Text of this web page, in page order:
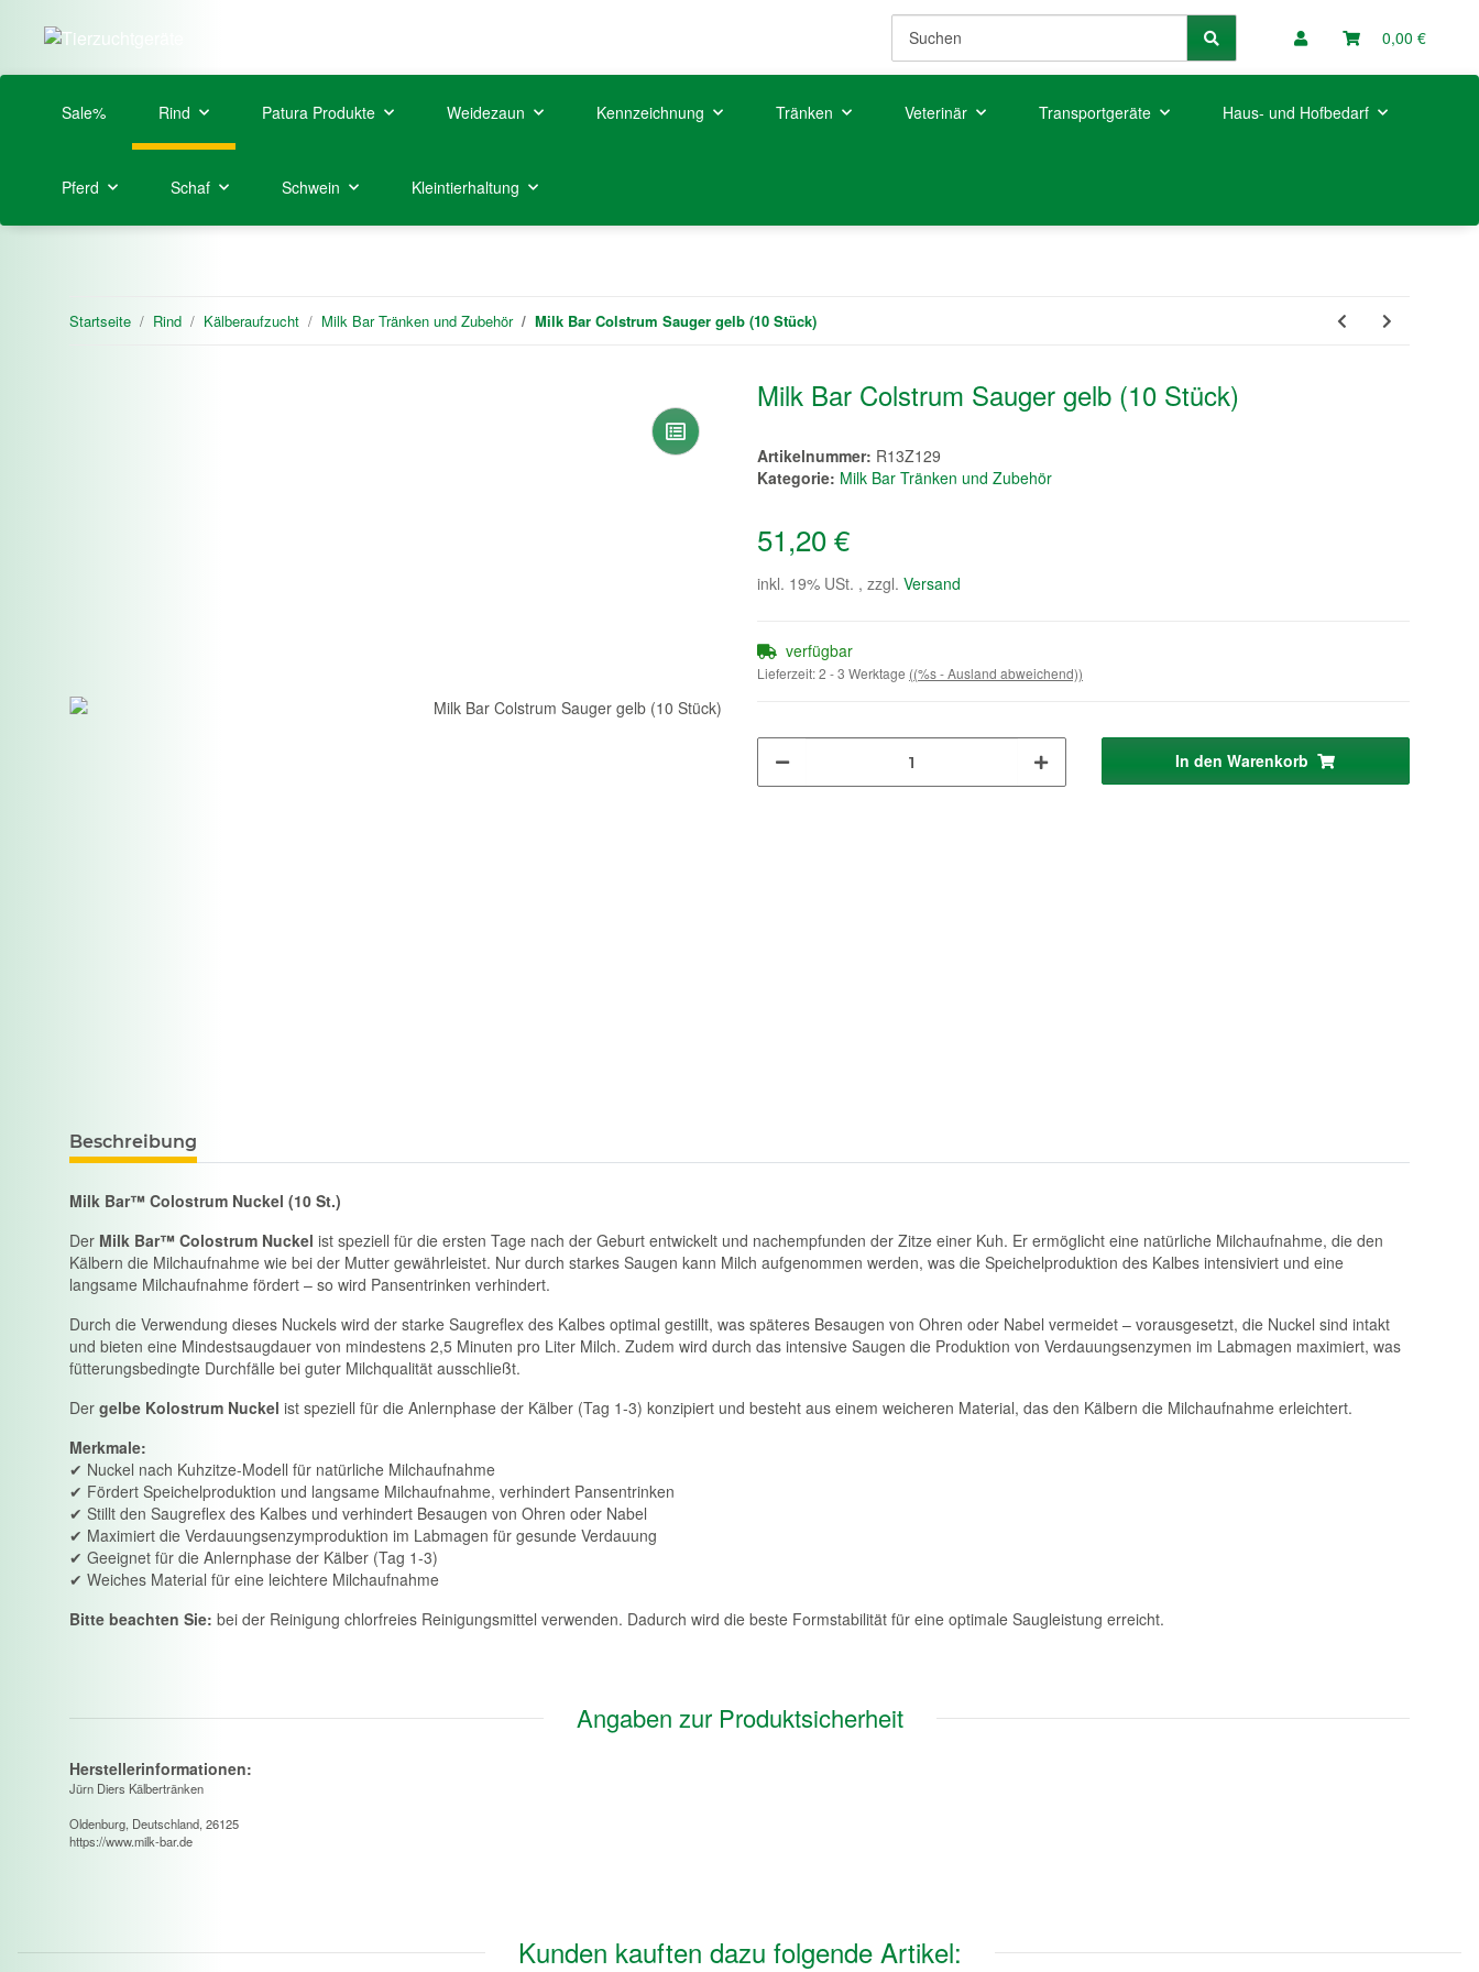
0,00 €
Sale% Rind Patura Produkte Weidezaun Kennzeichnung Tränken Veterinär Transportgeräte Haus- und Hofbedarf
Pferd Schaf Schwein Kleintierhaltung
Startseite Rind Kälberaufzucht Milk Bar Tränken und Zubehör Milk Bar Colstrum Sauger gelb (10 Stück)
Milk Bar Colstrum Sauger gelb (10 Stück)
Artikelnummer: R13Z129
Kategorie: Milk Bar Tränken und Zubehör
51,20 €
inkl. 19% USt. , zzgl. Versand
verfügbar
Lieferzeit:2 - 3 Werktage ((%s - Ausland abweichend))
In den Warenkorb
Beschreibung
Milk Bar™ Colostrum Nuckel (10 St.)
Der Milk Bar™ Colostrum Nuckel ist speziell für die ersten Tage nach der Geburt entwickelt und nachempfunden der Zitze einer Kuh. Er ermöglicht eine natürliche Milchaufnahme, die den
Kälbern die Milchaufnahme wie bei der Mutter gewährleistet. Nur durch starkes Saugen kann Milch aufgenommen werden, was die Speichelproduktion des Kalbes intensiviert und eine
langsame Milchaufnahme fördert – so wird Pansentrinken verhindert.
Durch die Verwendung dieses Nuckels wird der starke Saugreflex des Kalbes optimal gestillt, was späteres Besaugen von Ohren oder Nabel vermeidet – vorausgesetzt, die Nuckel sind intakt
und bieten eine Mindestsaugdauer von mindestens 2,5 Minuten pro Liter Milch. Zudem wird durch das intensive Saugen die Produktion von Verdauungsenzymen im Labmagen maximiert, was
fütterungsbedingte Durchfälle bei guter Milchqualität ausschließt.
Der gelbe Kolostrum Nuckel ist speziell für die Anlernphase der Kälber (Tag 1-3) konzipiert und besteht aus einem weicheren Material, das den Kälbern die Milchaufnahme erleichtert.
Merkmale:
✔ Nuckel nach Kuhzitze-Modell für natürliche Milchaufnahme
✔ Fördert Speichelproduktion und langsame Milchaufnahme, verhindert Pansentrinken
✔ Stillt den Saugreflex des Kalbes und verhindert Besaugen von Ohren oder Nabel
✔ Maximiert die Verdauungsenzymproduktion im Labmagen für gesunde Verdauung
✔ Geeignet für die Anlernphase der Kälber (Tag 1-3)
✔ Weiches Material für eine leichtere Milchaufnahme
Bitte beachten Sie: bei der Reinigung chlorfreies Reinigungsmittel verwenden. Dadurch wird die beste Formstabilität für eine optimale Saugleistung erreicht.
Angaben zur Produktsicherheit
Herstellerinformationen:
Jürn Diers Kälbertränken
Oldenburg, Deutschland, 26125
https://www.milk-bar.de
Kunden kauften dazu folgende Artikel: